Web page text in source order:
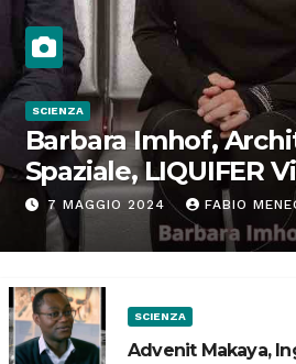
SCIENZA
Barbara Imhof,
Spaziale, LIQUIFER
“Progettiamo
Spazio”
7 MAGGIO 2024 FABIO
SCIENZA
Advenit Makaya,